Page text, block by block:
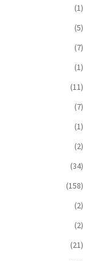
(1)
(5)
(7)
(1)
(11)
(7)
(1)
(2)
(34)
(158)
(2)
(2)
(21)